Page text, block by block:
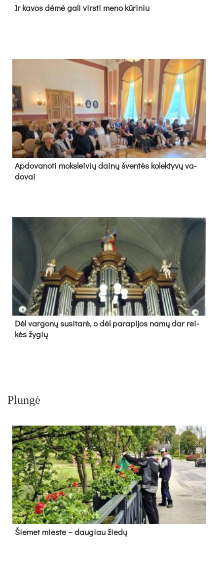
Ir ka­vos dė­mė ga­li virs­ti me­no kū­ri­niu
Ap­do­va­no­ti moks­lei­vių dai­nų šven­tės ko­lek­ty­vų va­
do­vai
Dėl var­go­nų su­si­ta­rė, o dėl pa­ra­pi­jos na­mų dar rei­
kės žy­gių
Plungė
Šie­met mies­te – dau­giau žie­dų